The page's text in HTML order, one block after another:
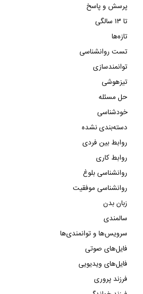
پرسش و پاسخ
تا ۱۳ سالگی
تازه‌ها
تست روانشناسی
توانمندسازی
تیزهوشی
حل مسئله
خودشناسی
دسته‌بندی نشده
روابط بین فردی
روابط کاری
روانشناسی بلوغ
روانشناسی موفقیت
زبان بدن
سالمندی
سرویس‌ها و توانمندی‌ها
فایل‌های صوتی
فایل‌های ویدیویی
فرزند پروری